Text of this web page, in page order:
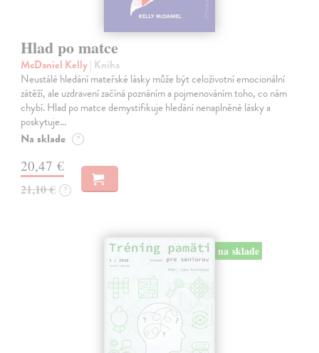
Hlad po matce
McDaniel Kelly| Kniha
Neustálé hledání mateřské lásky může být celoživotní emocionální
zátěží, ale uzdravení začíná poznáním a pojmenováním toho, co nám
chybí. Hlad po matce demystifikuje hledání nenaplněné lásky a
poskytuje…
Na sklade ?
20,47 €
21,10 € ?
na sklade